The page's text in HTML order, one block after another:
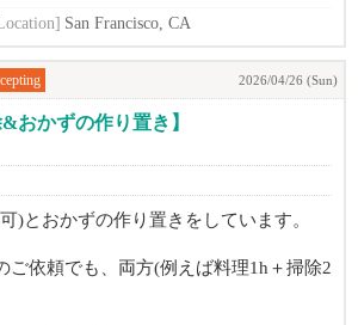
San Francisco, CA
2026/04/26 (Sun)
おかずの作り置き】
)とおかずの作り置きをしています。
ご依頼でも、両方(例えば料理1h＋掃除2